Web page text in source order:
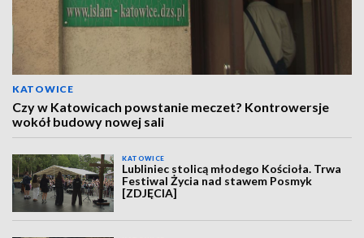
KATOWICE
Czy w Katowicach powstanie meczet? Kontrowersje
wokół budowy nowej sali
KATOWICE
Lubliniec stolicą młodego Kościoła. Trwa
Festiwal Życia nad stawem Posmyk
[ZDJĘCIA]